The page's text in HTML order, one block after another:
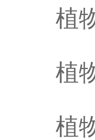
植
植
植